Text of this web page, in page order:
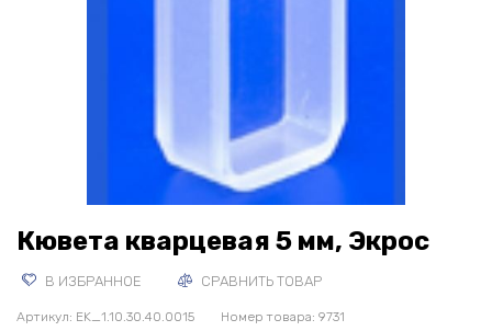
Кювета кварцевая 5 мм, Экрос
В ИЗБРАННОЕ СРАВНИТЬ ТОВАР
Артикул: EK_1.10.30.40.0015 Номер товара: 9731